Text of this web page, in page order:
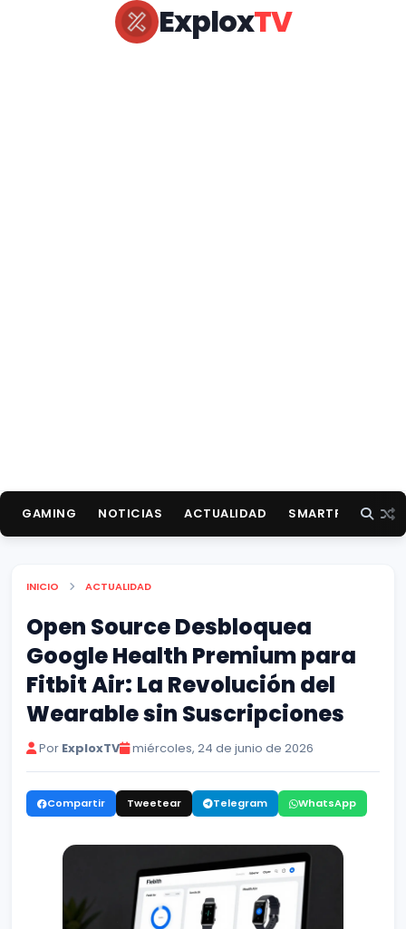
ExploxTV
GAMING NOTICIAS ACTUALIDAD SMARTPHONES
INICIO ACTUALIDAD
Open Source Desbloquea
Google Health Premium para
Fitbit Air: La Revolución del
Wearable sin Suscripciones
Por ExploxTV miércoles, 24 de junio de 2026
Compartir Tweetear Telegram WhatsApp